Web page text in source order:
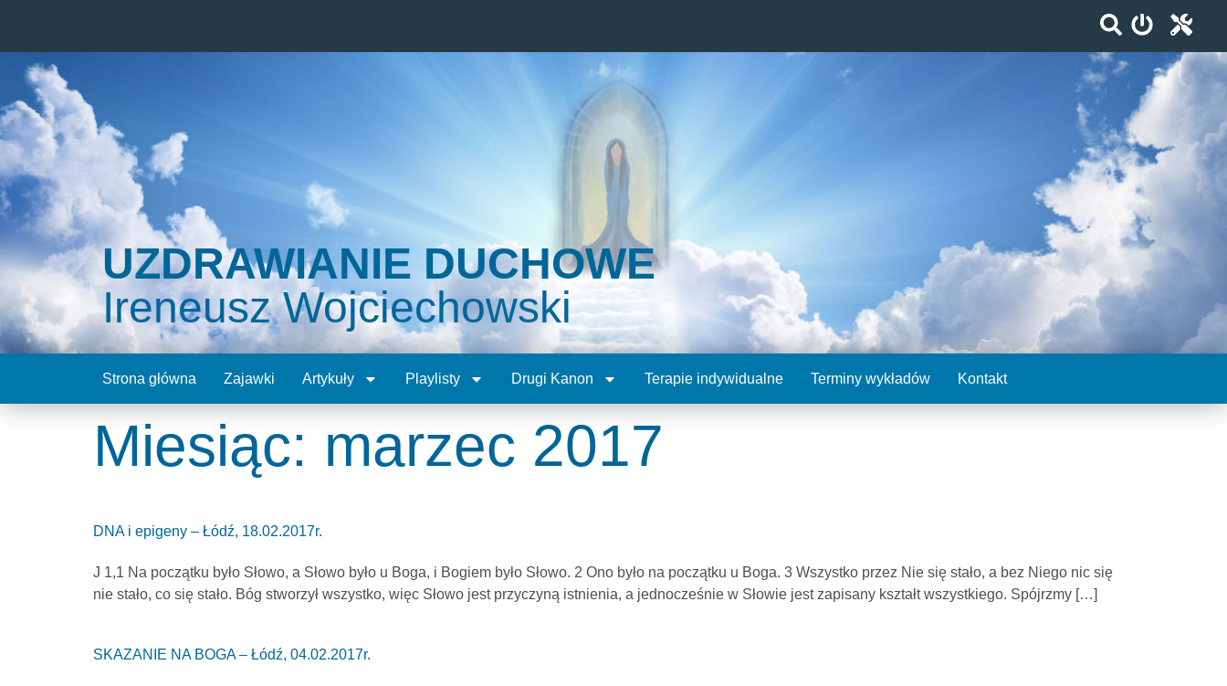
UZDRAWIANIE DUCHOWE
Ireneusz Wojciechowski
Strona główna Zajawki Artykuły Playlisty Drugi Kanon Terapie indywidualne Terminy wykładów Kontakt
Miesiąc: marzec 2017
DNA i epigeny – Łódź, 18.02.2017r.
J 1,1 Na początku było Słowo, a Słowo było u Boga, i Bogiem było Słowo. 2 Ono było na początku u Boga. 3 Wszystko przez Nie się stało, a bez Niego nic się
nie stało, co się stało. Bóg stworzył wszystko, więc Słowo jest przyczyną istnienia, a jednocześnie w Słowie jest zapisany kształt wszystkiego. Spójrzmy […]
SKAZANIE NA BOGA – Łódź, 04.02.2017r.